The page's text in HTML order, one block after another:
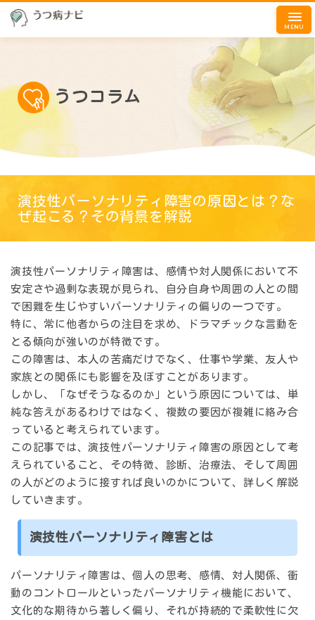
MENU
うつコラム
演技性パーソナリティ障害の原因とは？な
ぜ起こる？その背景を解説
演技性パーソナリティ障害は、感情や対人関係において不
安定さや過剰な表現が見られ、自分自身や周囲の人との間
で困難を生じやすいパーソナリティの偏りの一つです。
特に、常に他者からの注目を求め、ドラマチックな言動を
とる傾向が強いのが特徴です。
この障害は、本人の苦痛だけでなく、仕事や学業、友人や
家族との関係にも影響を及ぼすことがあります。
しかし、「なぜそうなるのか」という原因については、単
純な答えがあるわけではなく、複数の要因が複雑に絡み合
っていると考えられています。
この記事では、演技性パーソナリティ障害の原因として考
えられていること、その特徴、診断、治療法、そして周囲
の人がどのように接すれば良いのかについて、詳しく解説
していきます。
演技性パーソナリティ障害とは
パーソナリティ障害は、個人の思考、感情、対人関係、衝
動のコントロールといったパーソナリティ機能において、
文化的な期待から著しく偏り、それが持続的で柔軟性に欠